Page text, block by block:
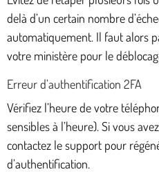
delà d’un certain nombre
automatiquement. Il faut alors
votre ministère pour le
Erreur d’authentification 2FA
Vérifiez l’heure de votre
sensibles à l’heure). Si vous
contactez le support pour
d’authentification.